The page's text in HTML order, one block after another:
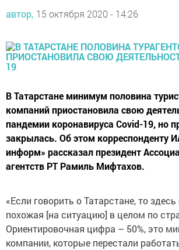
автор, 15 октября 2020 - 14:26
В Татарстане минимум половина
компаний приостановила свою
пандемии коронавируса Covid-19, но
закрылась. Об этом корреспонденту
информ» рассказал президент
агентств РТ Рамиль Мифтахов.
«Если говорить о Татарстане, то
похожая [на ситуацию] в целом по
Ориентировочная цифра – 50%, это
компании, которые перестали